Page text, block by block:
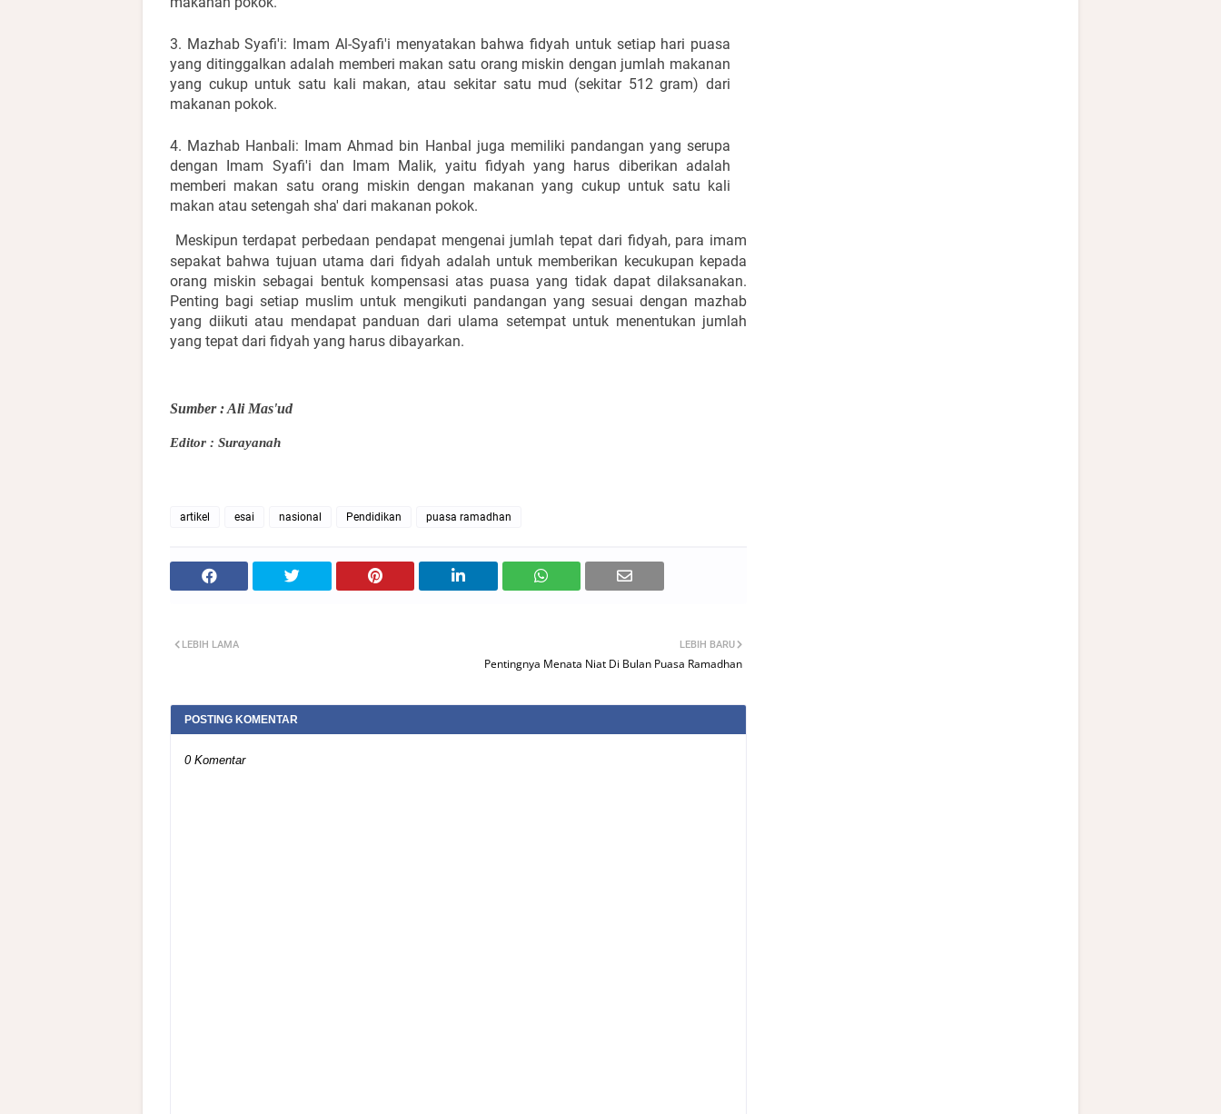
3. Mazhab Syafi'i: Imam Al-Syafi'i menyatakan bahwa fidyah untuk setiap hari puasa
yang ditinggalkan adalah memberi makan satu orang miskin dengan jumlah makanan
yang cukup untuk satu kali makan, atau sekitar satu mud (sekitar 512 gram) dari
makanan pokok.
4. Mazhab Hanbali: Imam Ahmad bin Hanbal juga memiliki pandangan yang serupa
dengan Imam Syafi'i dan Imam Malik, yaitu fidyah yang harus diberikan adalah
memberi makan satu orang miskin dengan makanan yang cukup untuk satu kali
makan atau setengah sha' dari makanan pokok.
Meskipun terdapat perbedaan pendapat mengenai jumlah tepat dari fidyah, para imam
sepakat bahwa tujuan utama dari fidyah adalah untuk memberikan kecukupan kepada
orang miskin sebagai bentuk kompensasi atas puasa yang tidak dapat dilaksanakan.
Penting bagi setiap muslim untuk mengikuti pandangan yang sesuai dengan mazhab
yang diikuti atau mendapat panduan dari ulama setempat untuk menentukan jumlah
yang tepat dari fidyah yang harus dibayarkan.
Sumber : Ali Mas'ud
Editor : Surayanah
artikel esai nasional Pendidikan puasa ramadhan
LEBIH BARU
Pentingnya Menata Niat Di Bulan Puasa Ramadhan
LEBIH LAMA
POSTING KOMENTAR
0 Komentar